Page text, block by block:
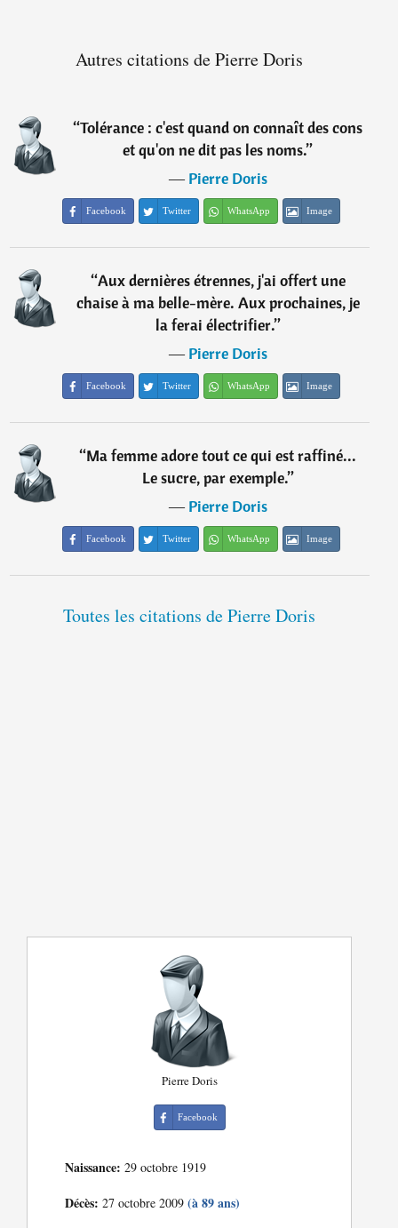
Autres citations de Pierre Doris
“Tolérance : c'est quand on connaît des cons
et qu'on ne dit pas les noms.”
―Pierre Doris
Facebook Twitter WhatsApp Image
“Aux dernières étrennes, j'ai offert une
chaise à ma belle-mère. Aux prochaines, je
la ferai électrifier.”
―Pierre Doris
Facebook Twitter WhatsApp Image
“Ma femme adore tout ce qui est raffiné...
Le sucre, par exemple.”
―Pierre Doris
Facebook Twitter WhatsApp Image
Toutes les citations de Pierre Doris
Pierre Doris
Facebook
Naissance: 29 octobre 1919
Décès: 27 octobre 2009(à 89 ans)